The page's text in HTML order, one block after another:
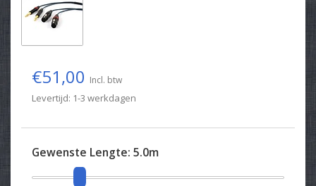
€51,00 Incl. btw
Levertijd: 1-3 werkdagen
Gewenste Lengte: 5.0m